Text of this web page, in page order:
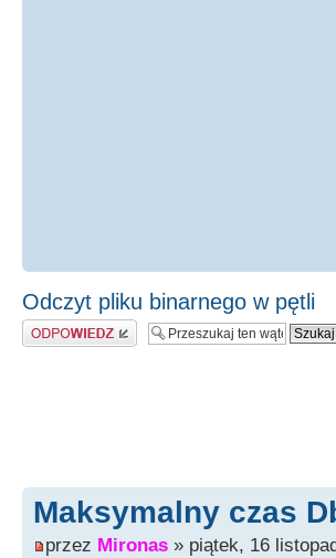
Odczyt pliku binarnego w pętli
Odpowiedz
Maksymalny czas
przez Mironas » piątek, 16